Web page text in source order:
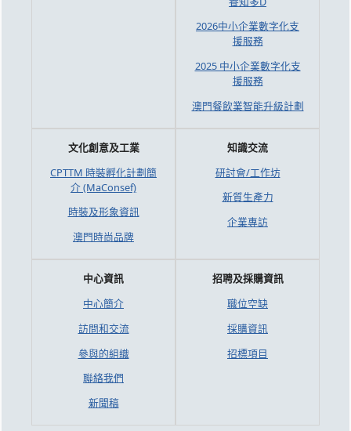
2026中小企業數字化支
援服務
2025 中小企業數字化支
援服務
澳門餐飲業智能升級計劃
文化創意及工業
CPTTM 時裝孵化計劃簡
介 (MaConsef)
時裝及形象資訊
澳門時尚品牌
知識交流
研討會/工作坊
新質生產力
企業專訪
中心資訊
中心簡介
訪問和交流
參與的組織
聯絡我們
新聞稿
招聘及採購資訊
職位空缺
採購資訊
招標項目